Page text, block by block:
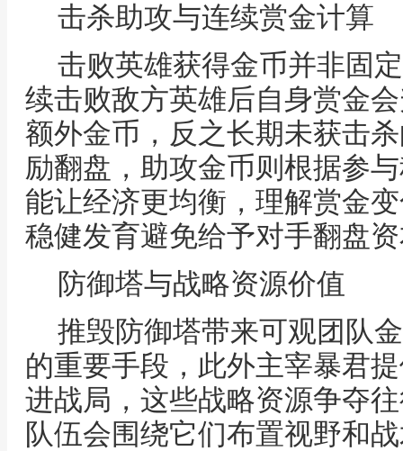
击杀助攻与连续赏金计算
击败英雄获得金币并非固
续击败敌方英雄后自身赏金
额外金币，反之长期未获击
励翻盘，助攻金币则根据参
能让经济更均衡，理解赏金
稳健发育避免给予对手翻盘
防御塔与战略资源价值
推毁防御塔带来可观团队
的重要手段，此外主宰暴君
进战局，这些战略资源争夺
队伍会围绕它们布置视野和